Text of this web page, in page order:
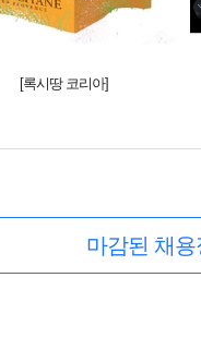
[록시땅 코리아]
마감된 채